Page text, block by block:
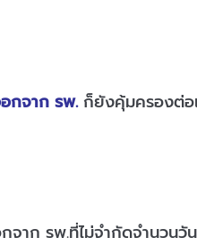
กจาก รพ.ก็ยังคุ้มครองต่อ
ก รพ.ที่ไม่จำกัดจำนวน